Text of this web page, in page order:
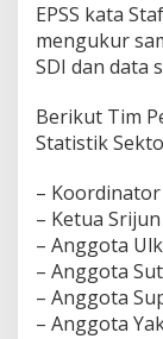
EPSS kata
mengukur
SDI dan data
Berikut Tim
Statistik
–
– Ketua
– Anggota
– Anggota
– Anggota
– Anggota